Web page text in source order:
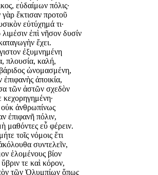
εὐδαίμων πόλις·
ἔκτισαν προτοῦ
εὐτύχημά τι·
ἐπὶ νῆσον δυσίν
ἔχει.
ἐξυμνημένη
πλουσία, καλή,
ὠνομασμένη,
ἀποικία,
τῶν ἀστῶν σχεδὸν
κεχορηγημένη·
οὐκ ἀνθρωπίνως
ἐπιφανῆ πόλιν,
μαθόντες εὖ φέρειν.
τοῖς νόμοις ἔτι
συντελεῖν,
ἑλομένους βίον
τε καὶ κόρον,
τῶν Ὀλυμπίων ὅπως